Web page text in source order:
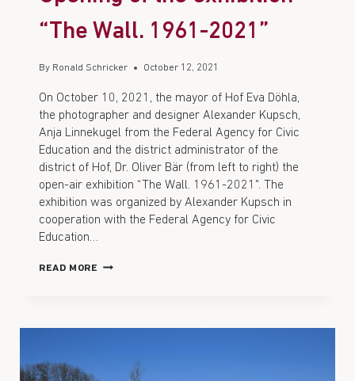
“The Wall. 1961-2021”
By Ronald Schricker October 12, 2021
On October 10, 2021, the mayor of Hof Eva Döhla,
the photographer and designer Alexander Kupsch,
Anja Linnekugel from the Federal Agency for Civic
Education and the district administrator of the
district of Hof, Dr. Oliver Bär (from left to right) the
open-air exhibition “The Wall. 1961-2021". The
exhibition was organized by Alexander Kupsch in
cooperation with the Federal Agency for Civic
Education…
READ MORE